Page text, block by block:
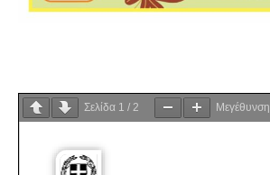
Σελίδα 1 / 2 Μεγέθυνση